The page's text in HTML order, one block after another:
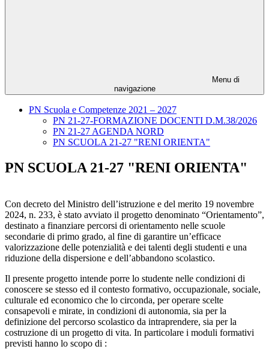
Menu di
navigazione
PN Scuola e Competenze 2021 – 2027
PN 21-27-FORMAZIONE DOCENTI D.M.38/2026
PN 21-27 AGENDA NORD
PN SCUOLA 21-27 "RENI ORIENTA"
PN SCUOLA 21-27 "RENI ORIENTA"
Con decreto del Ministro dell’istruzione e del merito 19 novembre
2024, n. 233, è stato avviato il progetto denominato “Orientamento”,
destinato a finanziare percorsi di orientamento nelle scuole
secondarie di primo grado, al fine di garantire un’efficace
valorizzazione delle potenzialità e dei talenti degli studenti e una
riduzione della dispersione e dell’abbandono scolastico.
Il presente progetto intende porre lo studente nelle condizioni di
conoscere se stesso ed il contesto formativo, occupazionale, sociale,
culturale ed economico che lo circonda, per operare scelte
consapevoli e mirate, in condizioni di autonomia, sia per la
definizione del percorso scolastico da intraprendere, sia per la
costruzione di un progetto di vita. In particolare i moduli formativi
previsti hanno lo scopo di :